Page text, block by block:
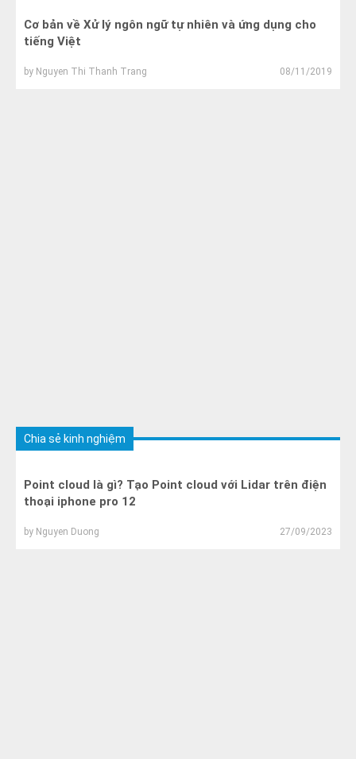
Cơ bản về Xử lý ngôn ngữ tự nhiên và ứng dụng cho
tiếng Việt
by Nguyen Thi Thanh Trang 08/11/2019
Chia sẻ kinh nghiệm
Point cloud là gì? Tạo Point cloud với Lidar trên điện
thoại iphone pro 12
by Nguyen Duong 27/09/2023